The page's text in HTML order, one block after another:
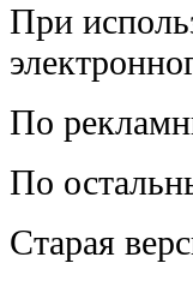
При
По
По
Старая